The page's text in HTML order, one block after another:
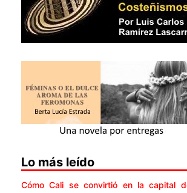
Lo más leído
Cómo Cali se convirtió en la capital